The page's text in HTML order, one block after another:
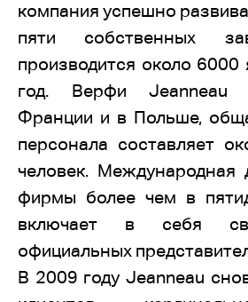
компания успешно
пяти собственных
производится около 6000
год. Верфи Jeanneau
Франции и в Польше,
персонала составляет
человек. Международная
фирмы более чем в
включает в себя
официальных
В 2009 году Jeanneau